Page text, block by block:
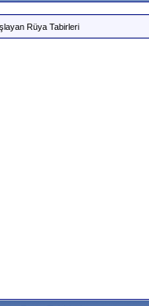
Rüya Tabirleri